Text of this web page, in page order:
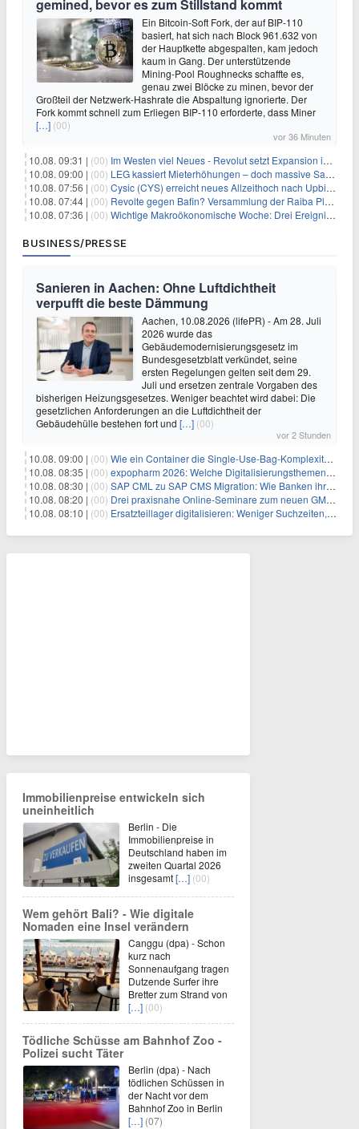
gemined, bevor es zum Stillstand kommt
Ein Bitcoin-Soft Fork, der auf BIP-110
basiert, hat sich nach Block 961.632 von
der Hauptkette abgespalten, kam jedoch
kaum in Gang. Der unterstützende
Mining-Pool Roughnecks schaffte es,
genau zwei Blöcke zu minen, bevor der
Großteil der Netzwerk-Hashrate die Abspaltung ignorierte. Der
Fork kommt schnell zum Erliegen BIP-110 erforderte, dass Miner
[…] (00)
vor 36 Minuten
10.08. 09:31 | (00) Im Westen viel Neues - Revolut setzt Expansion in Europa fort
10.08. 09:00 | (00) LEG kassiert Mieterhöhungen – doch massive Sanierungskosten fressen Gewinne auf
10.08. 07:56 | (00) Cysic (CYS) erreicht neues Allzeithoch nach Upbit-Listing
10.08. 07:44 | (00) Revolte gegen Bafin? Versammlung der Raiba Plankstetten mit brisanter Agenda
10.08. 07:36 | (00) Wichtige Makroökonomische Woche: Drei Ereignisse, die Bitcoin beeinflussen könnten
BUSINESS/PRESSE
Sanieren in Aachen: Ohne Luftdichtheit
verpufft die beste Dämmung
Aachen, 10.08.2026 (lifePR) - Am 28. Juli
2026 wurde das
Gebäudemodernisierungsgesetz im
Bundesgesetzblatt verkündet, seine
ersten Regelungen gelten seit dem 29.
Juli und ersetzen zentrale Vorgaben des
bisherigen Heizungsgesetzes. Weniger beachtet wird dabei: Die
gesetzlichen Anforderungen an die Luftdichtheit der
Gebäudehülle bestehen fort und […] (00)
vor 2 Stunden
10.08. 09:00 | (00) Wie ein Container die Single-Use-Bag-Komplexität reduziert
10.08. 08:35 | (00) expopharm 2026: Welche Digitalisierungsthemen Apotheken betreffen
10.08. 08:30 | (00) SAP CML zu SAP CMS Migration: Wie Banken ihr Sicherheitenmanagement für SAP S/4HANA modernisieren und regulatorische Anforderungen erfüllen
10.08. 08:20 | (00) Drei praxisnahe Online-Seminare zum neuen GModG Ende August und Anfang September 2026
10.08. 08:10 | (00) Ersatzteillager digitalisieren: Weniger Suchzeiten, mehr Produktivität
Immobilienpreise entwickeln sich
uneinheitlich
Berlin - Die
Immobilienpreise in
Deutschland haben im
zweiten Quartal 2026
insgesamt[…] (00)
Wem gehört Bali? - Wie digitale
Nomaden eine Insel verändern
Canggu (dpa) - Schon
kurz nach
Sonnenaufgang tragen
Dutzende Surfer ihre
Bretter zum Strand von
[…] (00)
Tödliche Schüsse am Bahnhof Zoo -
Polizei sucht Täter
Berlin (dpa) - Nach
tödlichen Schüssen in
der Nacht vor dem
Bahnhof Zoo in Berlin
[…] (07)